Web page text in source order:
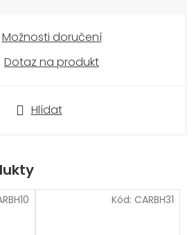
Hlídat
Možnosti doručení
Dotaz na produkt
Kód: CARBH31